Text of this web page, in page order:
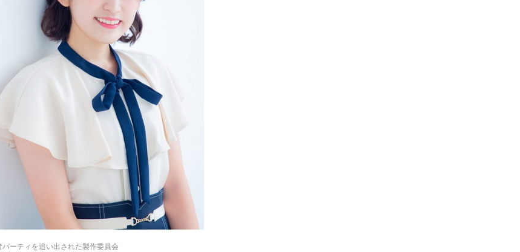
ーティを追い出された製作委員会